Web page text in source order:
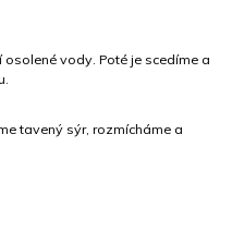
Vápník0 mg
vody. Poté je scedíme a
tavený sýr, rozmícháme a